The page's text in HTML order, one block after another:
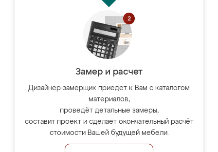
Замер и расчет
Дизайнер-замерщик приедет к Вам с каталогом
материалов,
проведёт детальные замеры,
составит проект и сделает окончательный расчёт
стоимости Вашей будущей мебели.